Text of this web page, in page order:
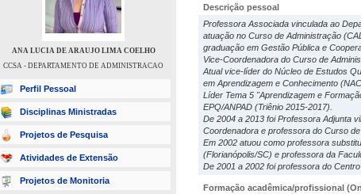
ANA LUCIA DE ARAUJO LIMA COELHO
CCSA - DEPARTAMENTO DE ADMINISTRACAO
Perfil Pessoal
Disciplinas Ministradas
Projetos de Pesquisa
Atividades de Extensão
Projetos de Monitoria
Descrição pessoal
Professora Associada vinculada ao
atuação no Curso de Administração
graduação em Gestão Pública e
Vice-Coordenadora do Curso de
Atual vice-líder do Núcleo de Estudos
em Aprendizagem e Conhecimento
Líder Tema 5 "Aprendizagem e
EPQ/ANPAD (Triênio 2015-2017).
De 2004 a 2013 foi Professora Adjunta
Coordenadora e professora do Curso
Em 2002 atuou como professora
(Florianópolis/SC) e professora da
De 2001 a 2002 foi professora do
Formação acadêmica/profissional